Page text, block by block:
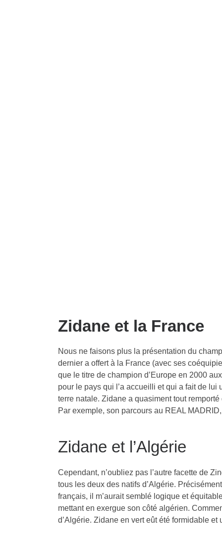
Zidane et la France
Nous ne faisons plus la présentation du
dernier a offert à la France (avec ses
que le titre de champion d’Europe en 2000
pour le pays qui l’a accueilli et qui a fait de
terre natale. Zidane a quasiment tout
Par exemple, son parcours au REAL
Zidane et l’Algérie
Cependant, n’oubliez pas l’autre facette de
tous les deux des natifs d’Algérie.
français, il m’aurait semblé logique et
mettant en exergue son côté algérien.
d’Algérie. Zidane en vert eût été formidable